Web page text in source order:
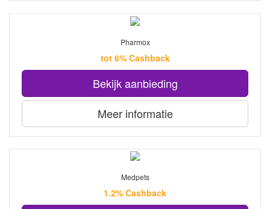
Pharmox
tot 6% Cashback
Bekijk aanbieding
Meer informatie
Medpets
1.2% Cashback